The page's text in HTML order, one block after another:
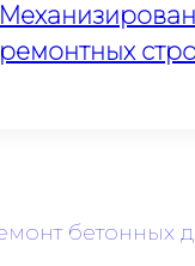
ремонтных